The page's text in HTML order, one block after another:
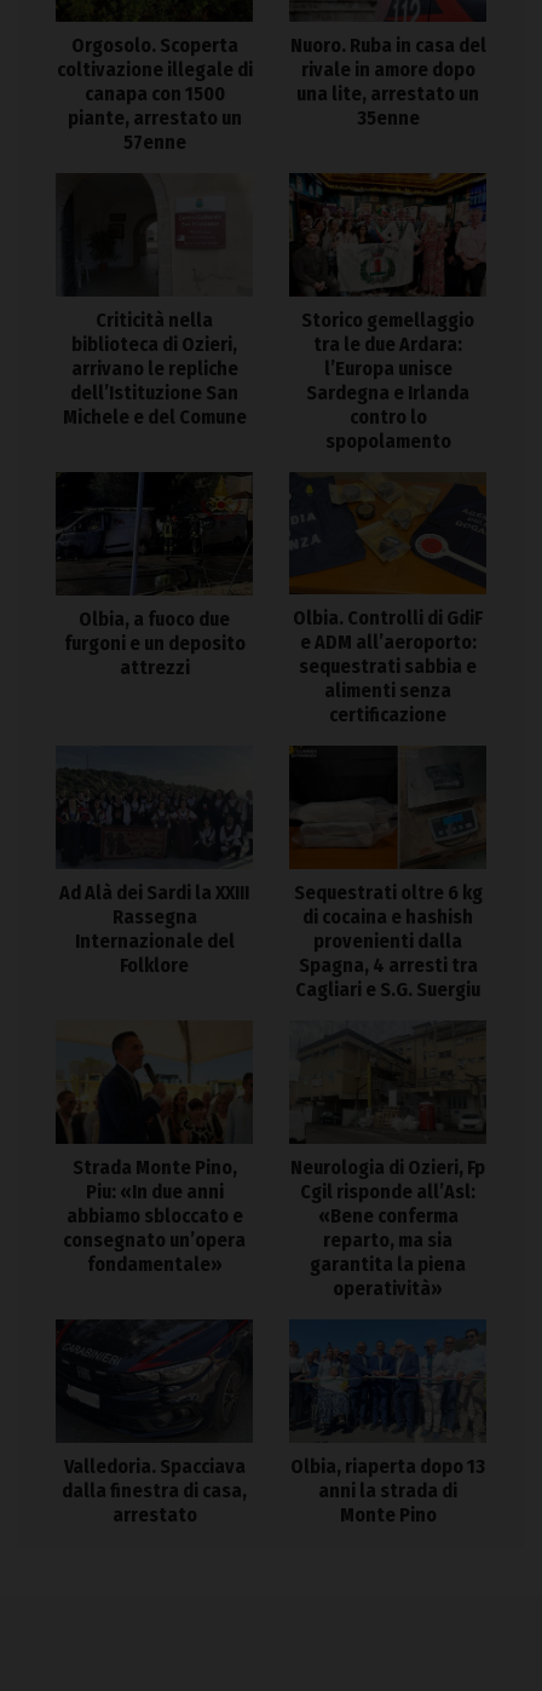
Orgosolo. Scoperta
coltivazione illegale di
canapa con 1500
piante, arrestato un
57enne
Nuoro. Ruba in casa del
rivale in amore dopo
una lite, arrestato un
35enne
Criticità nella
biblioteca di Ozieri,
arrivano le repliche
dell’Istituzione San
Michele e del Comune
Storico gemellaggio
tra le due Ardara:
l’Europa unisce
Sardegna e Irlanda
contro lo
spopolamento
Olbia, a fuoco due
furgoni e un deposito
attrezzi
Olbia. Controlli di GdiF
e ADM all’aeroporto:
sequestrati sabbia e
alimenti senza
certificazione
Ad Alà dei Sardi la XXIII
Rassegna
Internazionale del
Folklore
Sequestrati oltre 6 kg
di cocaina e hashish
provenienti dalla
Spagna, 4 arresti tra
Cagliari e S.G. Suergiu
Strada Monte Pino,
Piu: «In due anni
abbiamo sbloccato e
consegnato un’opera
fondamentale»
Neurologia di Ozieri, Fp
Cgil risponde all’Asl:
«Bene conferma
reparto, ma sia
garantita la piena
operatività»
Valledoria. Spacciava
dalla finestra di casa,
arrestato
Olbia, riaperta dopo 13
anni la strada di
Monte Pino